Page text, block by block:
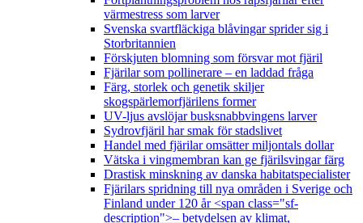
värmestress som larver
Svenska svartfläckiga blåvingar sprider sig i
Storbritannien
Förskjuten blomning som försvar mot fjäril
Fjärilar som pollinerare – en laddad fråga
Färg, storlek och genetik skiljer
skogspärlemorfjärilens former
UV-ljus avslöjar busksnabbvingens larver
Sydrovfjäril har smak för stadslivet
Handel med fjärilar omsätter miljontals dollar
Vätska i vingmembran kan ge fjärilsvingar färg
Drastisk minskning av danska habitatspecialister
Fjärilars spridning till nya områden i Sverige och
Finland under 120 år <span class="sf-
description">– betydelsen av klimat,